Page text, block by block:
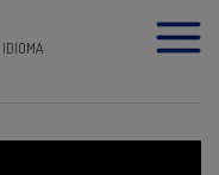
IDIOMA